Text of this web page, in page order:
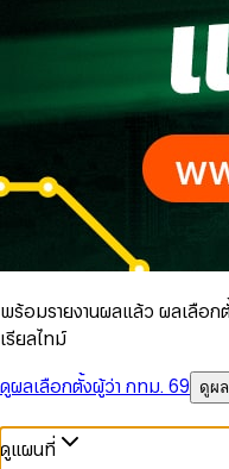
พร้อมรายงานผลแล้ว ผลเลือก
เรียลไทม์
ดูผลเลือกตั้งผู้ว่า กทม. 69
ดูผ
ดูแผนที่